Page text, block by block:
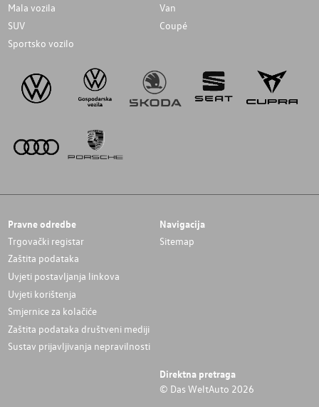
Mala vozila
Van
SUV
Coupé
Sportsko vozilo
Pravne odredbe
Trgovački registar
Zaštita podataka
Uvjeti postavljanja linkova
Uvjeti korištenja
Smjernice za kolačiće
Zaštita podataka društveni mediji
Sustav prijavljivanja nepravilnosti
Navigacija
Sitemap
Direktna pretraga
© Das WeltAuto 2026